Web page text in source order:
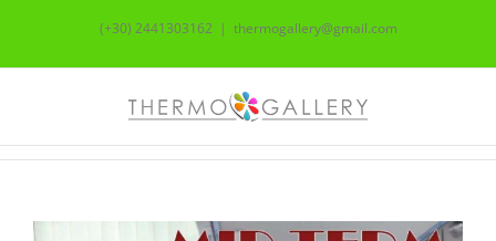
(+30) 2441303162 | thermogallery@gmail.com